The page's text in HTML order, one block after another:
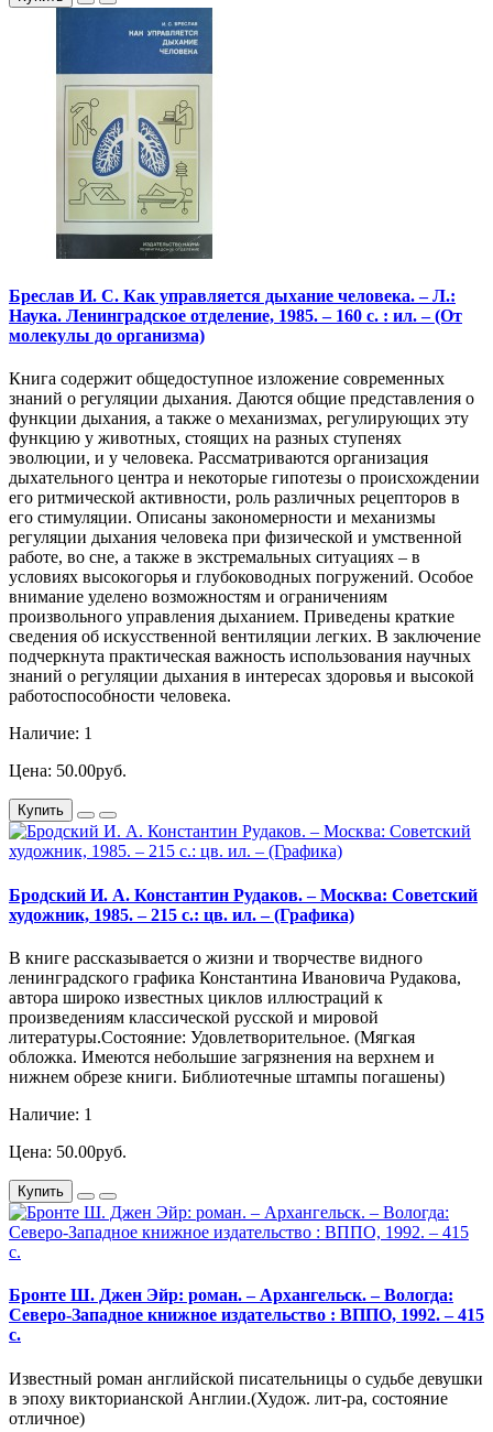
Бреслав И. С. Как управляется дыхание человека. – Л.:
Наука. Ленинградское отделение, 1985. – 160 с. : ил. – (От
молекулы до организма)
Книга содержит общедоступное изложение современных
знаний о регуляции дыхания. Даются общие представления о
функции дыхания, а также о механизмах, регулирующих эту
функцию у животных, стоящих на разных ступенях
эволюции, и у человека. Рассматриваются организация
дыхательного центра и некоторые гипотезы о происхождении
его ритмической активности, роль различных рецепторов в
его стимуляции. Описаны закономерности и механизмы
регуляции дыхания человека при физической и умственной
работе, во сне, а также в экстремальных ситуациях – в
условиях высокогорья и глубоководных погружений. Особое
внимание уделено возможностям и ограничениям
произвольного управления дыханием. Приведены краткие
сведения об искусственной вентиляции легких. В заключение
подчеркнута практическая важность использования научных
знаний о регуляции дыхания в интересах здоровья и высокой
работоспособности человека.
Наличие: 1
Цена: 50.00руб.
Купить
Бродский И. А. Константин Рудаков. – Москва: Советский
художник, 1985. – 215 с.: цв. ил. – (Графика)
В книге рассказывается о жизни и творчестве видного
ленинградского графика Константина Ивановича Рудакова,
автора широко известных циклов иллюстраций к
произведениям классической русской и мировой
литературы.Состояние: Удовлетворительное. (Мягкая
обложка. Имеются небольшие загрязнения на верхнем и
нижнем обрезе книги. Библиотечные штампы погашены)
Наличие: 1
Цена: 50.00руб.
Купить
Бронте Ш. Джен Эйр: роман. – Архангельск. – Вологда:
Северо-Западное книжное издательство : ВППО, 1992. – 415
с.
Известный роман английской писательницы о судьбе девушки
в эпоху викторианской Англии.(Худож. лит-ра, состояние
отличное)